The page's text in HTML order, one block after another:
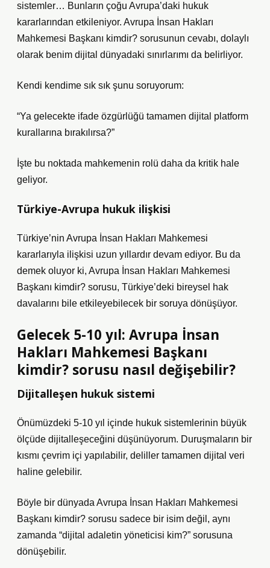
sistemler… Bunların çoğu Avrupa’daki hukuk
kararlarından etkileniyor. Avrupa İnsan Hakları
Mahkemesi Başkanı kimdir? sorusunun cevabı, dolaylı
olarak benim dijital dünyadaki sınırlarımı da belirliyor.
Kendi kendime sık sık şunu soruyorum:
“Ya gelecekte ifade özgürlüğü tamamen dijital platform
kurallarına bırakılırsa?”
İşte bu noktada mahkemenin rolü daha da kritik hale
geliyor.
Türkiye-Avrupa hukuk ilişkisi
Türkiye’nin Avrupa İnsan Hakları Mahkemesi
kararlarıyla ilişkisi uzun yıllardır devam ediyor. Bu da
demek oluyor ki, Avrupa İnsan Hakları Mahkemesi
Başkanı kimdir? sorusu, Türkiye’deki bireysel hak
davalarını bile etkileyebilecek bir soruya dönüşüyor.
Gelecek 5-10 yıl: Avrupa İnsan
Hakları Mahkemesi Başkanı
kimdir? sorusu nasıl değişebilir?
Dijitalleşen hukuk sistemi
Önümüzdeki 5-10 yıl içinde hukuk sistemlerinin büyük
ölçüde dijitalleşeceğini düşünüyorum. Duruşmaların bir
kısmı çevrim içi yapılabilir, deliller tamamen dijital veri
haline gelebilir.
Böyle bir dünyada Avrupa İnsan Hakları Mahkemesi
Başkanı kimdir? sorusu sadece bir isim değil, aynı
zamanda “dijital adaletin yöneticisi kim?” sorusuna
dönüşebilir.